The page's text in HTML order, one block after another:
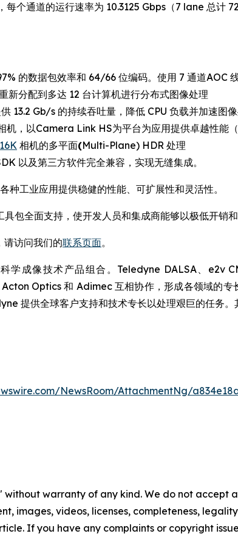
个通道的运行速率为 10.3125 Gbps（7 lane 总计
的数据包效率和 64/66 位编码。使用 7 通道AOC
分配到多达 12 台计算机进行分布式图像处理
13.2 Gb/s 的持续吞吐量，降低 CPU 负载并加速图
，以Camera Link HS为平台为应用提供卓越性能
相机的多平面(Multi-Plane) HDR 处理
以及第三方软件完全兼容，实现无缝集成。
工业应用提供稳健的性能、可扩展性和灵活性。
包全面支持，使开发人员和集成商能够以极低开销和
请访问我们的联系页面。
学成像技术产品组合。Teledyne DALSA、e2v
Optics 和 Adimec 互相协作，形成各领域的专
提供全球客户支持和技术专长以处理艰巨的任务。
NewsRoom/AttachmentNg/
without warranty of any kind. We do not accept
images, videos, licenses, completeness,
If you have any complaints or copyright